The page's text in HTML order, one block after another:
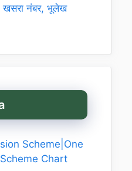
खसरा नंबर, भूलेख
Scheme|One
Chart